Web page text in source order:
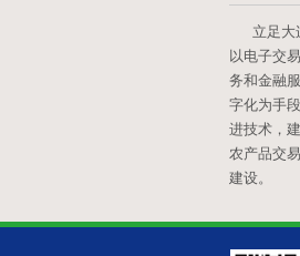
立足大
以电子交
务和金融
字化为手
进技术，
农产品交
建设。